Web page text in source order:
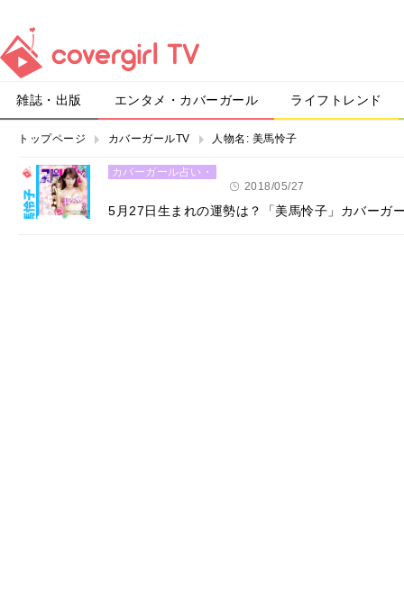
雑誌・出版 エンタメ・カバーガール ライフトレンド
トップページ カバーガールTV 人物名: 美馬怜子
カバーガール占い・
2018/05/27
5月27日生まれの運勢は？「美馬怜子」カバーガ